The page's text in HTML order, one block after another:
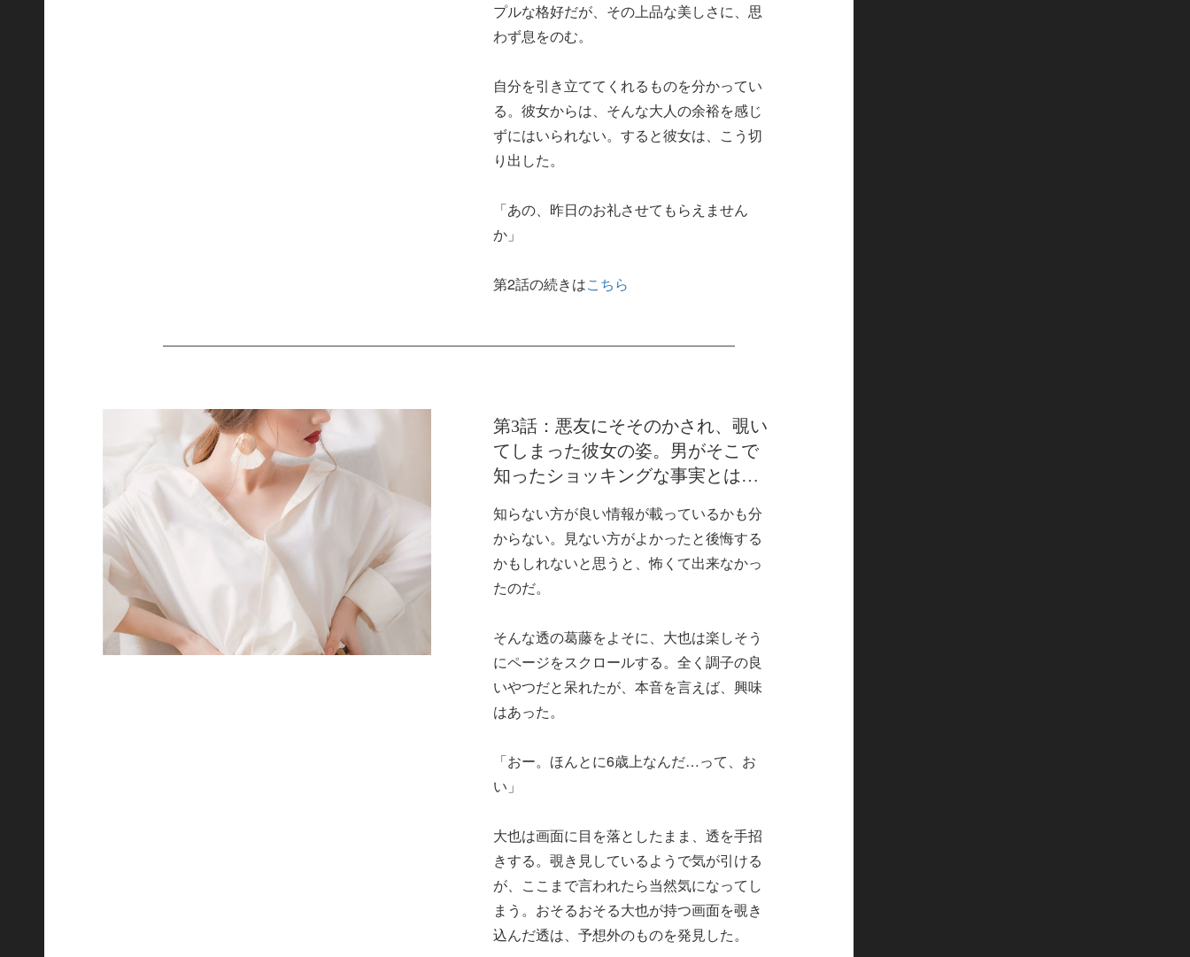
プルな格好だが、その上品な美しさに、思
わず息をのむ。
自分を引き立ててくれるものを分かってい
る。彼女からは、そんな大人の余裕を感じ
ずにはいられない。すると彼女は、こう切
り出した。
「あの、昨日のお礼させてもらえません
か」
第2話の続きはこちら
第3話：悪友にそそのかされ、覗い
てしまった彼女の姿。男がそこで
知ったショッキングな事実とは…
知らない方が良い情報が載っているかも分
からない。見ない方がよかったと後悔する
かもしれないと思うと、怖くて出来なかっ
たのだ。
そんな透の葛藤をよそに、大也は楽しそう
にページをスクロールする。全く調子の良
いやつだと呆れたが、本音を言えば、興味
はあった。
「おー。ほんとに6歳上なんだ…って、お
い」
大也は画面に目を落としたまま、透を手招
きする。覗き見しているようで気が引ける
が、ここまで言われたら当然気になってし
まう。おそるおそる大也が持つ画面を覗き
込んだ透は、予想外のものを発見した。